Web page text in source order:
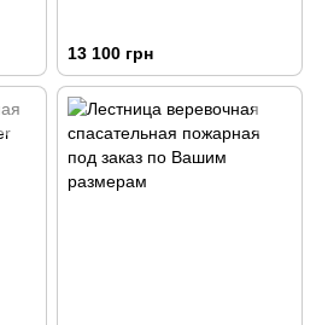
13 100 грн